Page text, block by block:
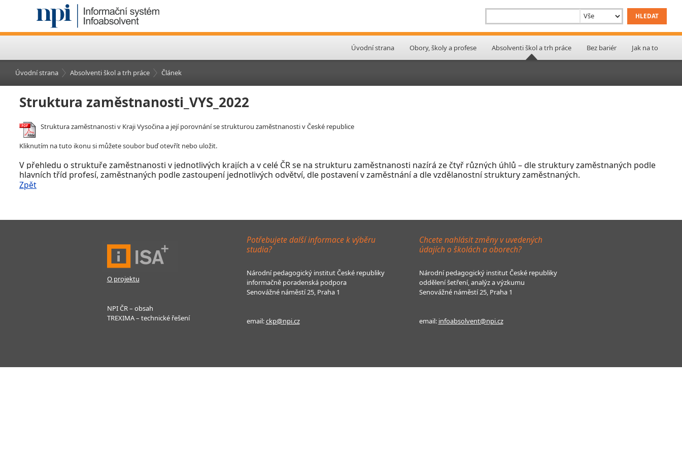
Úvodní strana Obory, školy a profese Absolventi škol a trh práce Bez bariér Jak na to
Úvodní strana Absolventi škol a trh práce Článek
Struktura zaměstnanosti_VYS_2022
Struktura zaměstnanosti v Kraji Vysočina a její porovnání se strukturou zaměstnanosti v České republice
Kliknutím na tuto ikonu si můžete soubor buď otevřít nebo uložit.
V přehledu o struktuře zaměstnanosti v jednotlivých krajích a v celé ČR se na strukturu zaměstnanosti nazírá ze čtyř různých úhlů – dle struktury zaměstnaných podle
hlavních tříd profesí, zaměstnaných podle zastoupení jednotlivých odvětví, dle postavení vzaměstnání a dle vzdělanostní struktury zaměstnaných.
Zpět
O projektu
NPI ČR – obsah
TREXIMA – technické řešení
Potřebujete další informace k výběru
studia?
Národní pedagogický institut České republiky
informačně poradenská podpora
Senovážné náměstí 25, Praha 1
email:ckp@npi.cz
Chcete nahlásit změny v uvedených
údajích o školách a oborech?
Národní pedagogický institut České republiky
oddělení šetření, analýz a výzkumu
Senovážné náměstí 25, Praha 1
email: infoabsolvent@npi.cz